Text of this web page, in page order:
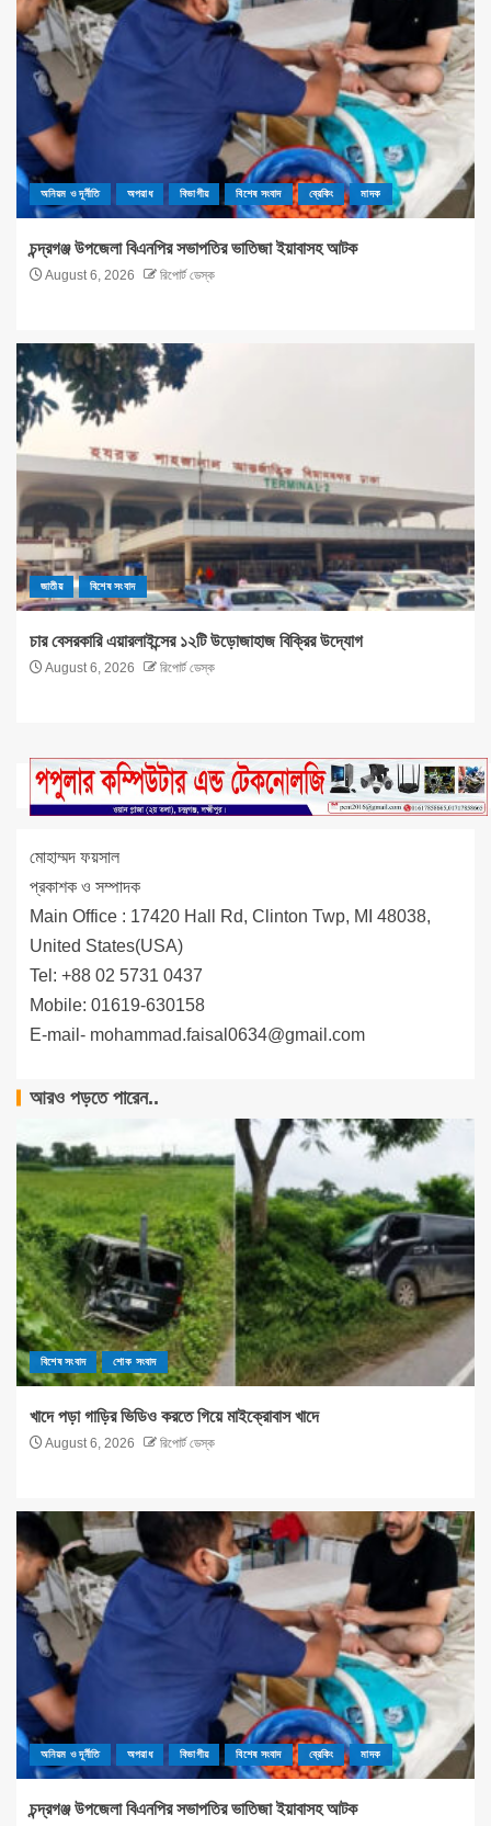
অনিয়ম ও দূর্নীতি অপরাধ বিভাগীয় বিশেষ সংবাদ ব্রেকিং মাদক
চন্দ্রগঞ্জ উপজেলা বিএনপির সভাপতির ভাতিজা ইয়াবাসহ আটক
August 6, 2026 রিপোর্ট ডেস্ক
জাতীয় বিশেষ সংবাদ
চার বেসরকারি এয়ারলাইন্সের ১২টি উড়োজাহাজ বিক্রির উদ্যোগ
August 6, 2026 রিপোর্ট ডেস্ক
মোহাম্মদ ফয়সাল
প্রকাশক ও সম্পাদক
Main Office : 17420 Hall Rd, Clinton Twp, MI 48038,
United States(USA)
Tel: +88 02 5731 0437
Mobile: 01619-630158
E-mail- mohammad.faisal0634@gmail.com
আরও পড়তে পারেন..
বিশেষ সংবাদ শোক সংবাদ
খাদে পড়া গাড়ির ভিডিও করতে গিয়ে মাইক্রোবাস খাদে
August 6, 2026 রিপোর্ট ডেস্ক
অনিয়ম ও দূর্নীতি অপরাধ বিভাগীয় বিশেষ সংবাদ ব্রেকিং মাদক
চন্দ্রগঞ্জ উপজেলা বিএনপির সভাপতির ভাতিজা ইয়াবাসহ আটক